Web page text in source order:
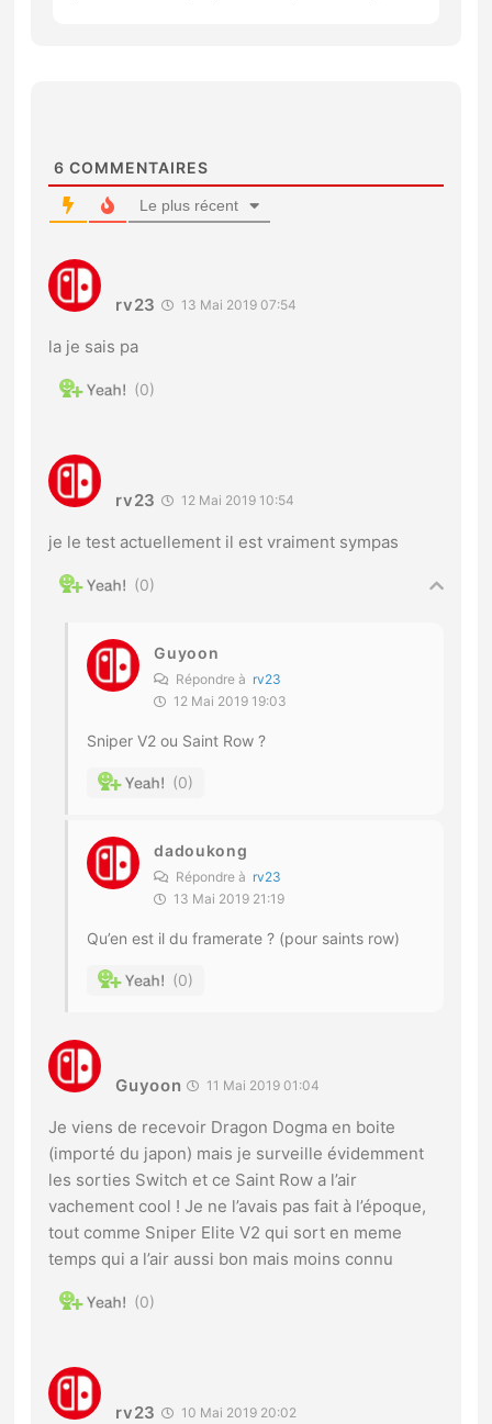
6 COMMENTAIRES
Le plus récent
rv23 13 Mai 2019 07:54
la je sais pa
0
rv23 12 Mai 2019 10:54
je le test actuellement il est vraiment sympas
0
Guyoon
Répondre à rv23
12 Mai 2019 19:03
Sniper V2 ou Saint Row ?
0
dadoukong
Répondre à rv23
13 Mai 2019 21:19
Qu’en est il du framerate ? (pour saints row)
0
Guyoon 11 Mai 2019 01:04
Je viens de recevoir Dragon Dogma en boite
(importé du japon) mais je surveille évidemment
les sorties Switch et ce Saint Row a l’air
vachement cool ! Je ne l’avais pas fait à l’époque,
tout comme Sniper Elite V2 qui sort en meme
temps qui a l’air aussi bon mais moins connu
0
rv23 10 Mai 2019 20:02